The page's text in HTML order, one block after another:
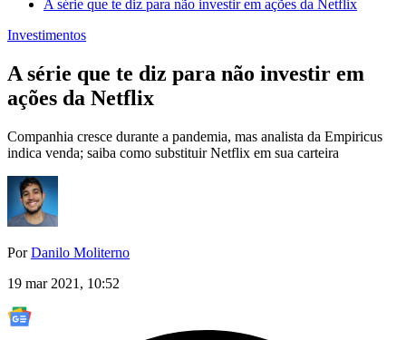
A série que te diz para não investir em ações da Netflix
Investimentos
A série que te diz para não investir em
ações da Netflix
Companhia cresce durante a pandemia, mas analista da Empiricus
indica venda; saiba como substituir Netflix em sua carteira
PorDanilo Moliterno
19 mar 2021, 10:52